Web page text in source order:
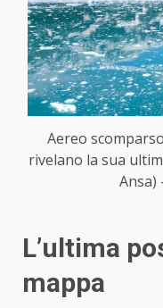
Aereo
rivelano la sua
Ansa)
L’ultima
mappa